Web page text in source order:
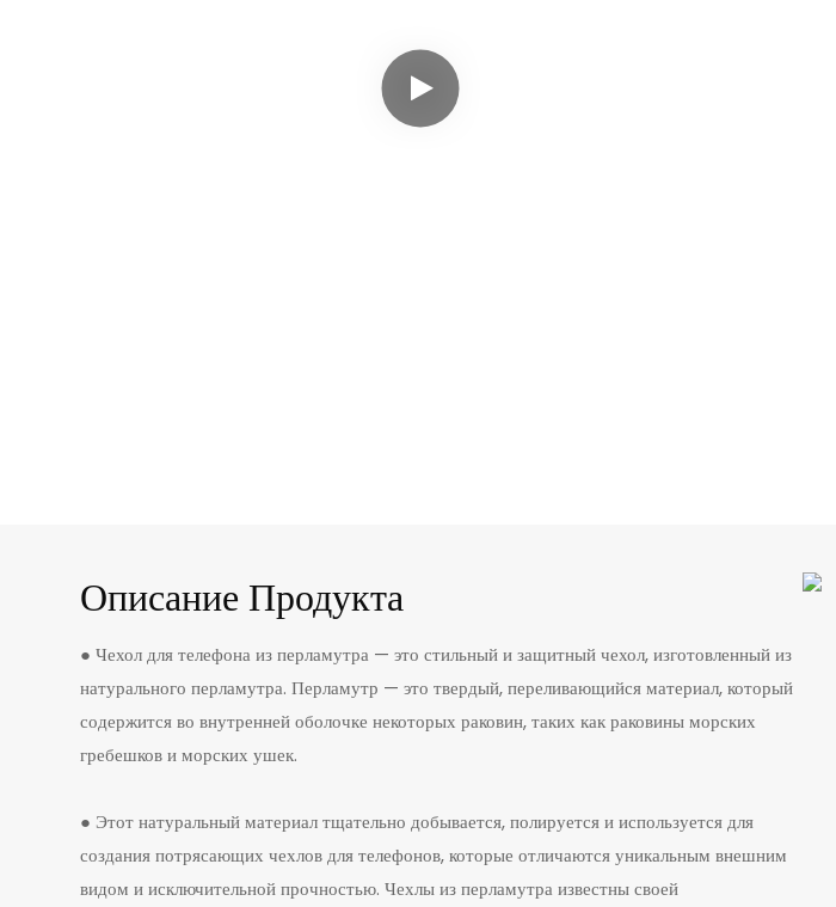
Описание Продукта
● Чехол для телефона из перламутра — это стильный и защитный чехол, изготовленный из
натурального перламутра. Перламутр — это твердый, переливающийся материал, который
содержится во внутренней оболочке некоторых раковин, таких как раковины морских
гребешков и морских ушек.
● Этот натуральный материал тщательно добывается, полируется и используется для
создания потрясающих чехлов для телефонов, которые отличаются уникальным внешним
видом и исключительной прочностью. Чехлы из перламутра известны своей